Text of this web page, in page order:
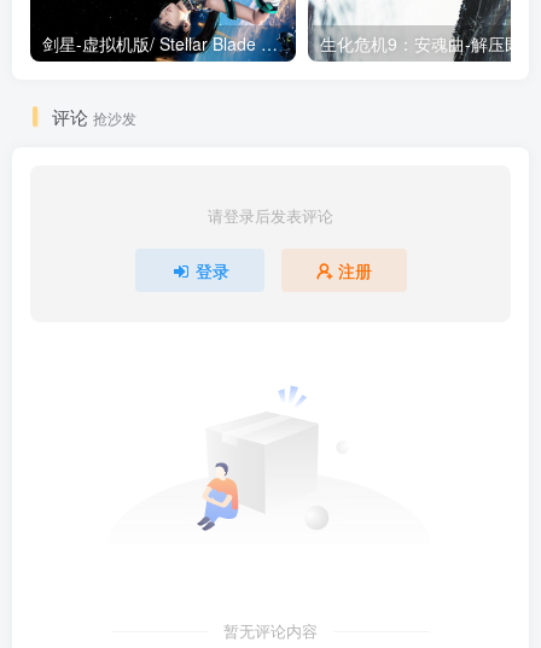
剑星-虚拟机版/ Stellar Blade v1.4.1|Build.19963153 终极版新补丁 送修改器 免安装中文版
评论 抢沙发
请登录后发表评论
登录 注册
暂无评论内容